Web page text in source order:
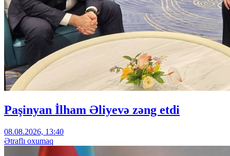
Paşinyan İlham Əliyevə zəng etdi
08.08.2026, 13:40
Ətraflı oxumaq